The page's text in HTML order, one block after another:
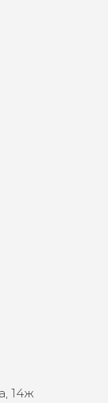
14ж